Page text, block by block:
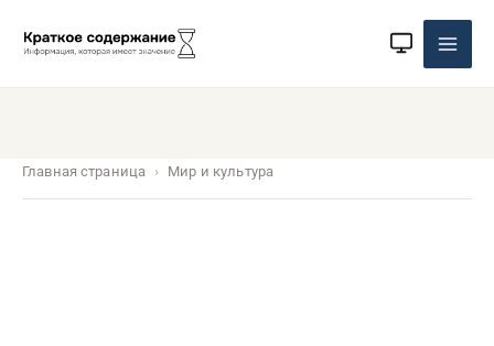
Главная страница Мир и культура